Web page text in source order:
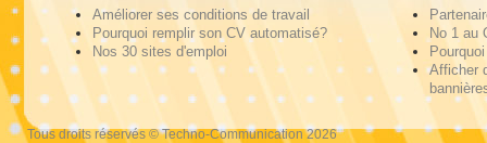
Améliorer ses conditions de travail
Pourquoi remplir son CV automatisé?
Nos 30 sites d'emploi
No 1 au
Afficher
Tous droits réservés © Techno-Communication 2026